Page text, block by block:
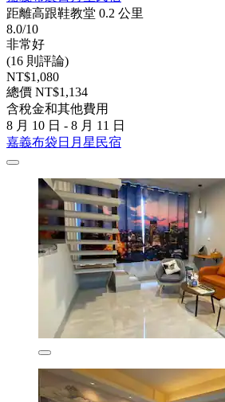
距離高跟鞋教堂 0.2 公里
8.0/10
非常好
(16 則評論)
NT$1,080
總價 NT$1,134
含稅金和其他費用
8 月 10 日 - 8 月 11 日
嘉義布袋日月星民宿